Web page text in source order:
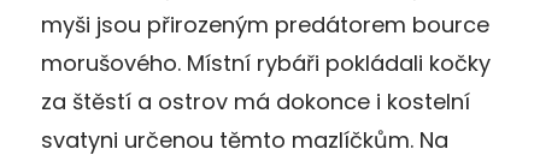
myši jsou přirozeným predátorem bource
morušového. Místní rybáři pokládali kočky
za štěstí a ostrov má dokonce i kostelní
svatyni určenou těmto mazlíčkům. Na